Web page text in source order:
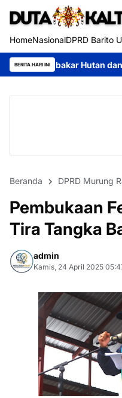
HomeNasionalDPRD Barito
BERITA HARI INI
dan Lahan Respons
Beranda DPRD Murung
Pembukaan
Tira Tangka
admin
Kamis, 24 April 2025